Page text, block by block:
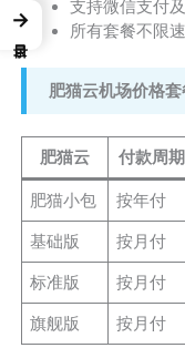
支持微信支付
所有套餐不限
肥猫云机场价格
肥猫云 付款周期
肥猫小包 按年付
基础版 按月付
标准版 按月付
旗舰版 按月付
→